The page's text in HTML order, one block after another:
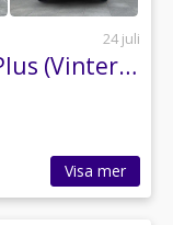
24 juli
Lexus NX450H+ Business Plus (Vinterhjul)
Visa mer